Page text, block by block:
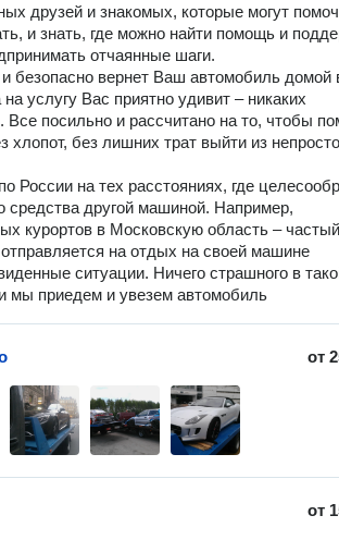
друзей и знакомых, которые могут
и знать, где можно найти помощь и
отчаянные шаги.
безопасно вернет Ваш автомобиль домой
услугу Вас приятно удивит – никаких
Все посильно и рассчитано на то, чтобы
хлопот, без лишних трат выйти из
России на тех расстояниях, где
средства другой машиной. Например,
курортов в Московскую область – частый
на отдых на своей машине
ситуации. Ничего страшного в
мы приедем и увезем автомобиль
от
от